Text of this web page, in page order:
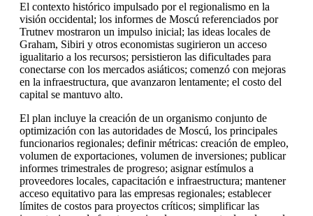
El contexto histórico impulsado por el regionalismo en la
visión occidental; los informes de Moscú referenciados por
Trutnev mostraron un impulso inicial; las ideas locales de
Graham, Sibiri y otros economistas sugirieron un acceso
igualitario a los recursos; persistieron las dificultades para
conectarse con los mercados asiáticos; comenzó con mejoras
en la infraestructura, que avanzaron lentamente; el costo del
capital se mantuvo alto.
El plan incluye la creación de un organismo conjunto de
optimización con las autoridades de Moscú, los principales
funcionarios regionales; definir métricas: creación de empleo,
volumen de exportaciones, volumen de inversiones; publicar
informes trimestrales de progreso; asignar estímulos a
proveedores locales, capacitación e infraestructura; mantener
acceso equitativo para las empresas regionales; establecer
límites de costos para proyectos críticos; simplificar las